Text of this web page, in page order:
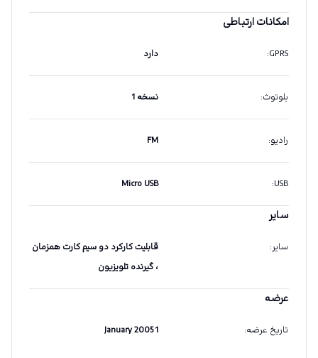
امکانات ارتباطی
GPRS
: دارد
بلوتوث: نسخه 1
رادیو:
FM
USB
:
Micro USB
سایر
سایر:
قابلیت کارکرد دو سیم کارت همزمان
، گیرنده تلویزیون
عرضه
تاریخ عرضه:
1 January 2005